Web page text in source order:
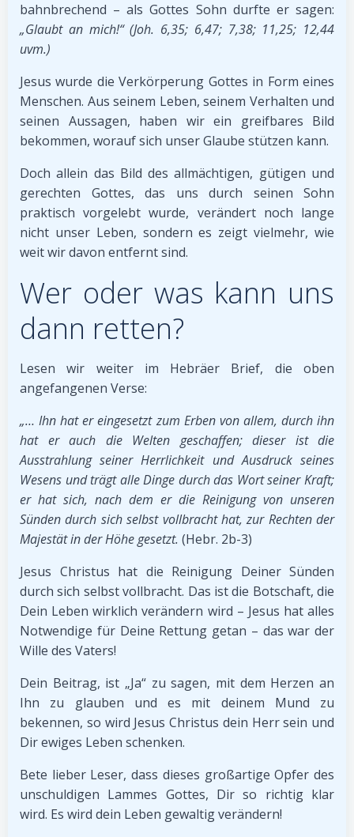
bahnbrechend – als Gottes Sohn durfte er sagen:
„Glaubt an mich!“ (Joh. 6,35; 6,47; 7,38; 11,25; 12,44
uvm.)
Jesus wurde die Verkörperung Gottes in Form eines
Menschen. Aus seinem Leben, seinem Verhalten und
seinen Aussagen, haben wir ein greifbares Bild
bekommen, worauf sich unser Glaube stützen kann.
Doch allein das Bild des allmächtigen, gütigen und
gerechten Gottes, das uns durch seinen Sohn
praktisch vorgelebt wurde, verändert noch lange
nicht unser Leben, sondern es zeigt vielmehr, wie
weit wir davon entfernt sind.
Wer oder was kann uns
dann retten?
Lesen wir weiter im Hebräer Brief, die oben
angefangenen Verse:
„… Ihn hat er eingesetzt zum Erben von allem, durch ihn
hat er auch die Welten geschaffen; dieser ist die
Ausstrahlung seiner Herrlichkeit und Ausdruck seines
Wesens und trägt alle Dinge durch das Wort seiner Kraft;
er hat sich, nach dem er die Reinigung von unseren
Sünden durch sich selbst vollbracht hat, zur Rechten der
Majestät in der Höhe gesetzt. (Hebr. 2b-3)
Jesus Christus hat die Reinigung Deiner Sünden
durch sich selbst vollbracht. Das ist die Botschaft, die
Dein Leben wirklich verändern wird – Jesus hat alles
Notwendige für Deine Rettung getan – das war der
Wille des Vaters!
Dein Beitrag, ist „Ja“ zu sagen, mit dem Herzen an
Ihn zu glauben und es mit deinem Mund zu
bekennen, so wird Jesus Christus dein Herr sein und
Dir ewiges Leben schenken.
Bete lieber Leser, dass dieses großartige Opfer des
unschuldigen Lammes Gottes, Dir so richtig klar
wird. Es wird dein Leben gewaltig verändern!